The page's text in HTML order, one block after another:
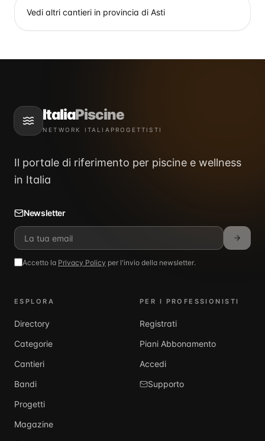
Vedi altri cantieri in provincia di Asti
ItaliaPiscine
NETWORK ITALIAPROGETTISTI
Il portale di riferimento per piscine e wellness
in Italia
Newsletter
Accetto la Privacy Policy per l'invio della newsletter.
ESPLORA
Directory
Categorie
Cantieri
Bandi
Progetti
Magazine
PER I PROFESSIONISTI
Registrati
Piani Abbonamento
Accedi
Supporto